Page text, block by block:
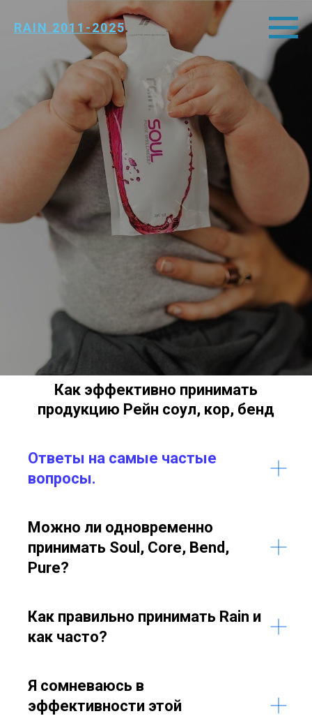
RAIN 2011-2025
Как эффективно принимать
продукцию Рейн соул, кор, бенд
Ответы на самые частые
вопросы.
Можно ли одновременно
принимать Soul, Core, Bend,
Pure?
Как правильно принимать Rain и
как часто?
Я сомневаюсь в
эффективности этой